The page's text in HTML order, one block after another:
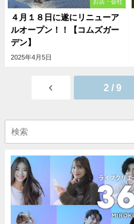
お店・会社
４月１８日に遂にリニューア
ルオープン！！【コムズガー
デン】
2025年4月5日
2 / 9